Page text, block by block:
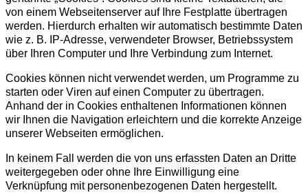
von einem Webseitenserver auf Ihre Festplatte übertragen
werden. Hierdurch erhalten wir automatisch bestimmte Daten
wie z. B. IP-Adresse, verwendeter Browser, Betriebssystem
über Ihren Computer und Ihre Verbindung zum Internet.
Cookies können nicht verwendet werden, um Programme zu
starten oder Viren auf einen Computer zu übertragen.
Anhand der in Cookies enthaltenen Informationen können
wir Ihnen die Navigation erleichtern und die korrekte Anzeige
unserer Webseiten ermöglichen.
In keinem Fall werden die von uns erfassten Daten an Dritte
weitergegeben oder ohne Ihre Einwilligung eine
Verknüpfung mit personenbezogenen Daten hergestellt.